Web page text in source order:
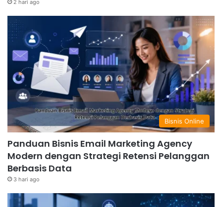
2 hari ago
Bisnis Online
Panduan Bisnis Email Marketing Agency
Modern dengan Strategi Retensi Pelanggan
Berbasis Data
3 hari ago